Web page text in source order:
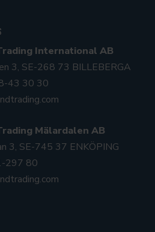
International AB
3, SE-268 73 BILLEBERGA
43 30 30
Mälardalen AB
3, SE-745 37 ENKÖPING
297 80